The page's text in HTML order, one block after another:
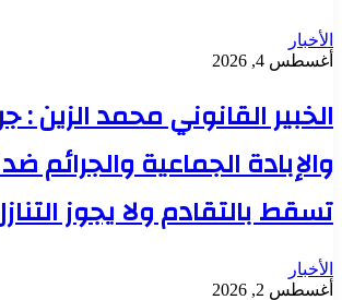
الأخبار
أغسطس 4, 2026
الخبير القانوني محمد الزين :
والإبادة الجماعية والجرائم
تسقط بالتقادم ولا يجوز
الأخبار
أغسطس 2, 2026